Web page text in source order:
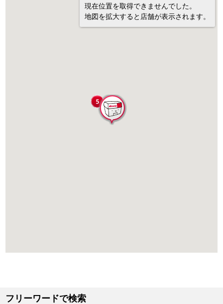
現在位置を取得できませんでした。
地図を拡大すると店舗が表示されます。
フリーワードで検索